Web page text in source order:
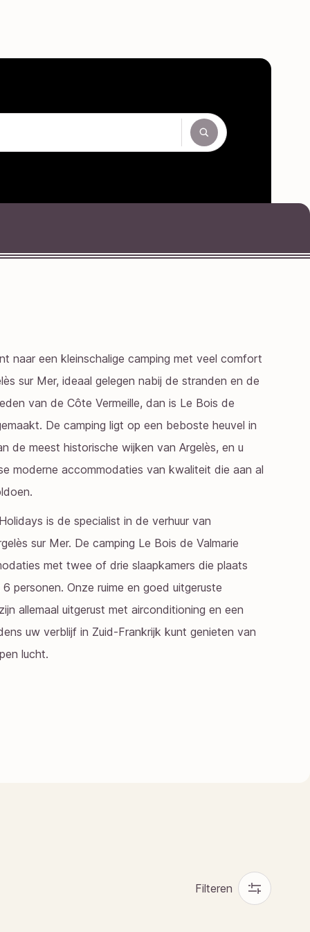
naar een kleinschalige camping met veel comfort
sur Mer, ideaal gelegen nabij de stranden en de
van de Côte Vermeille, dan is Le Bois de
De camping ligt op een beboste heuvel in
de meest historische wijken van Argelès, en u
moderne accommodaties van kwaliteit die aan al
is de specialist in de verhuur van
sur Mer. De camping Le Bois de Valmarie
met twee of drie slaapkamers die plaats
personen. Onze ruime en goed uitgeruste
allemaal uitgerust met airconditioning en een
uw verblijf in Zuid-Frankrijk kunt genieten van
lucht.
Filteren